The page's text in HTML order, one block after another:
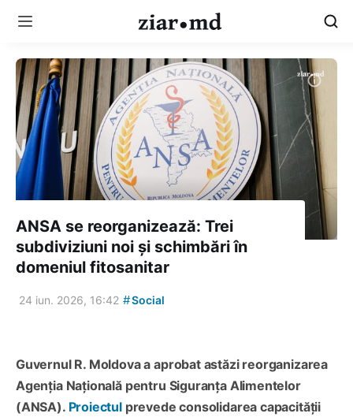
ANSA se reorganizează: Trei
subdiviziuni noi și schimbări în
domeniul fitosanitar
24 iun. 2026, 16:42 #Social
Guvernul R. Moldova a aprobat astăzi reorganizarea
Agenția Națională pentru Siguranța Alimentelor
(ANSA). Proiectul prevede consolidarea capacității